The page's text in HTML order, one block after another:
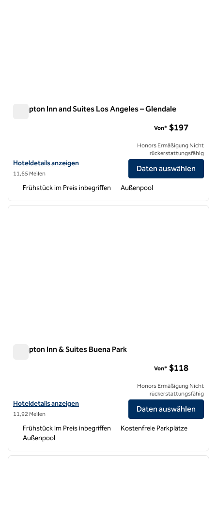
Hampton Inn and Suites Los Angeles – Glendale
Hoteldetails für Hampton Inn and Suites Los Angeles – Glendale
Hoteldetails anzeigen
11,65 Meilen
Von* $197
Honors Ermäßigung Nicht
rückerstattungsfähig
Daten auswählen
Frühstück im Preis inbegriffen Außenpool
1 von 12
Hampton Inn & Suites Buena Park
Hoteldetails für Hampton Inn & Suites Buena Park anzeigen
Hoteldetails anzeigen
11,92 Meilen
Von* $118
Honors Ermäßigung Nicht
rückerstattungsfähig
Daten auswählen
Frühstück im Preis inbegriffen
Kostenfreie Parkplätze
Außenpool
1 von 12